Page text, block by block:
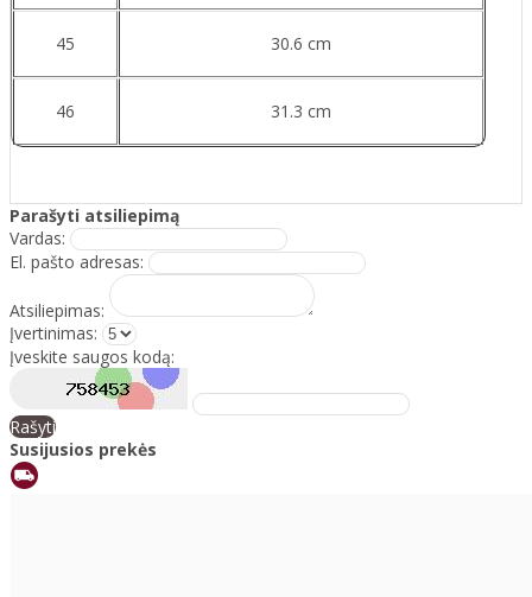
45 30.6 cm
46 31.3 cm
Parašyti atsiliepimą
Vardas:
El. pašto adresas:
Atsiliepimas:
Įvertinimas:
Įveskite saugos kodą:
Rašyti
Susijusios prekės